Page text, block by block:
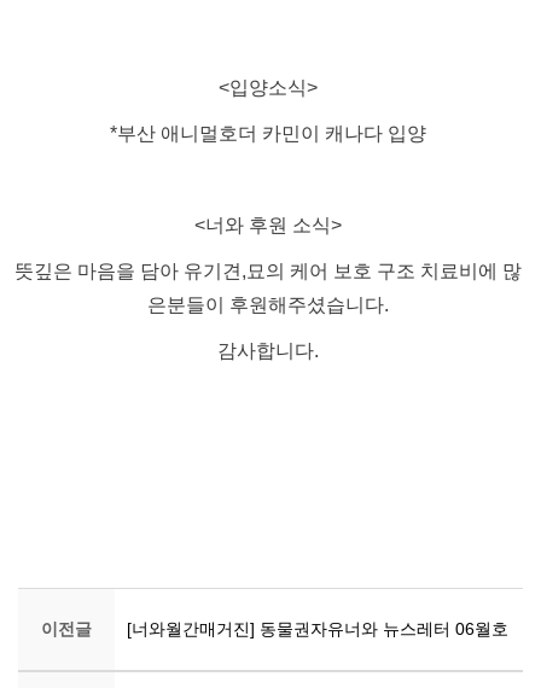
<입양소식>
*부산 애니멀호더 카민이 캐나다 입양
​<너와 후원 소식>
뜻깊은 마음을 담아 유기견,묘의 케어 보호 구조 치료비에 많
은분들이 후원해주셨습니다.
감사합니다.
이전글 [너와월간매거진] 동물권자유너와 뉴스레터 06월호